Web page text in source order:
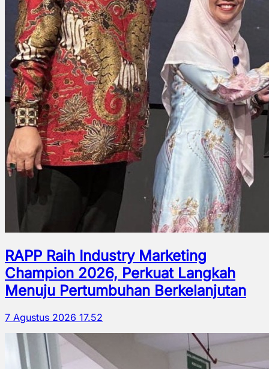
RAPP Raih Industry Marketing
Champion 2026, Perkuat Langkah
Menuju Pertumbuhan Berkelanjutan
7 Agustus 2026 17.52